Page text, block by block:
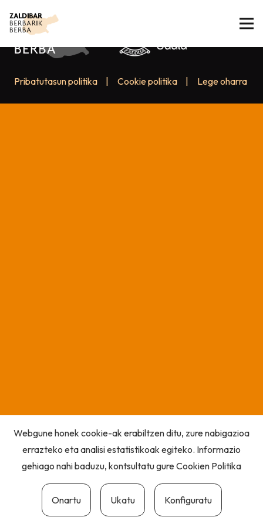
Pribatutasun politika Cookie politika Lege oharra
Webgune honek cookie-ak erabiltzen ditu, zure nabigazioa
errazteko eta analisi estatistikoak egiteko. Informazio
gehiago nahi baduzu, kontsultatu gureCookien Politika
Onartu Ukatu Konfiguratu